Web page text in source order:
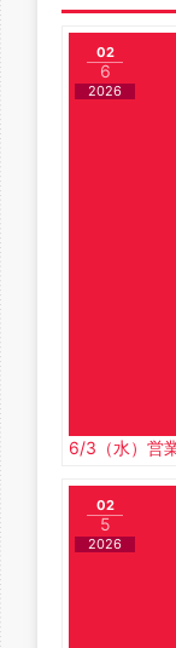
6/3（水）営
02
6
2026
02
5
2026